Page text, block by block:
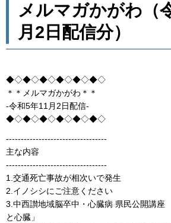
メルマガかがわ（
月2日配信分）
◆◇◆◇◆◇◆◇◆◇◆◇
＊＊メルマガかがわ＊＊
-令和5年11月2日配信-
◆◇◆◇◆◇◆◇◆◇◆◇
----------------------------------
主な内容
----------------------------------
1.交通死亡事故が相次いで発生
2.イノシシにご注意ください
3.中西讃地域脳卒中・心臓病 県民公開講
と心臓」